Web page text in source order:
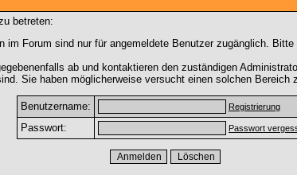
betreten:
Forum sind nur für angemeldete Benutzer zugänglich.
ab und kontaktieren den zuständigen
Sie haben möglicherweise versucht einen solchen Bereich
Benutzername: Registrierung
Passwort: Passwort